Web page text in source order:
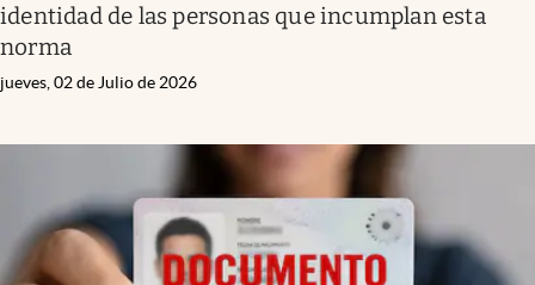
identidad de las personas que incumplan esta
norma
jueves, 02 de Julio de 2026